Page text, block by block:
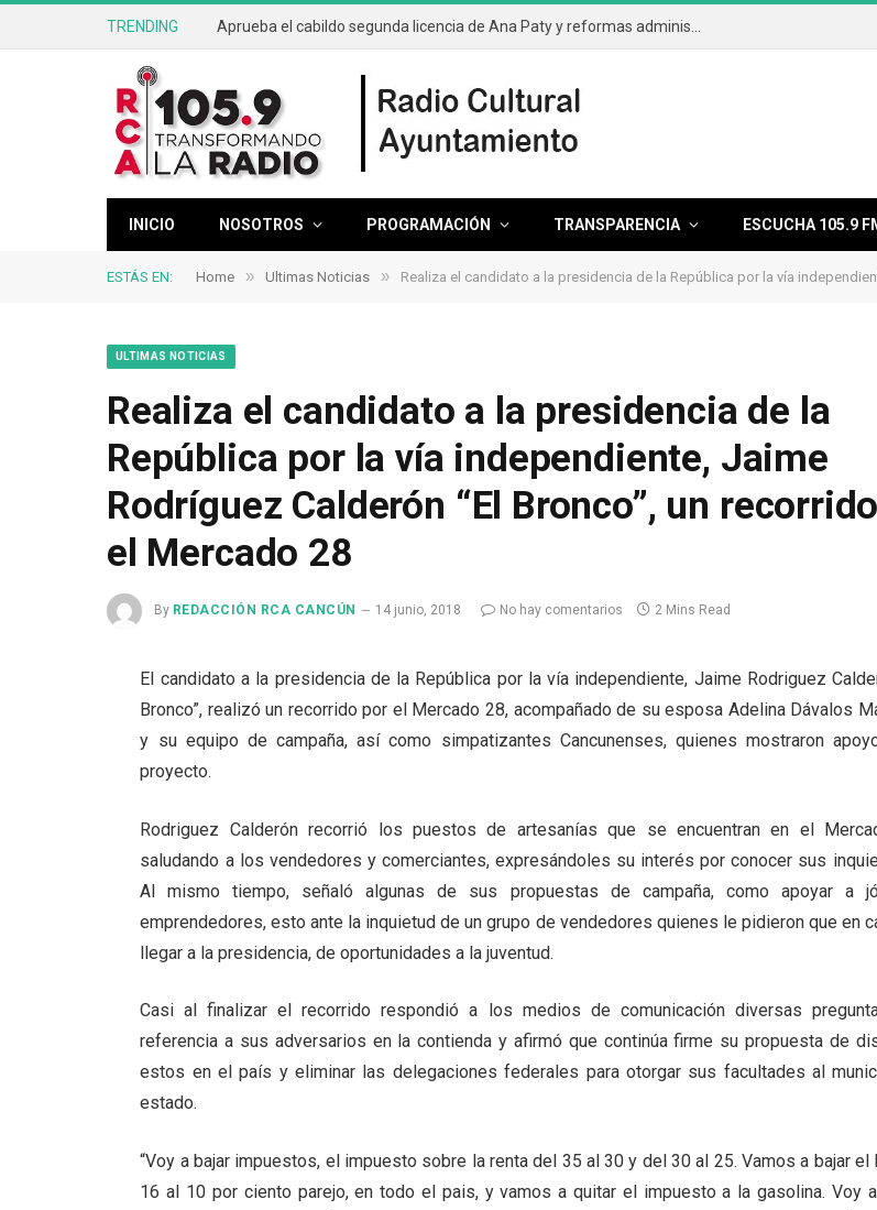
TRENDING
INICIO NOSOTROS PROGRAMACIÓN TRANSPARENCIA ESCUCHA 105.9
ESTÁS EN: Home » Ultimas Noticias » Realiza el candidato a la presidencia de la República por la vía
ULTIMAS NOTICIAS
Realiza el candidato a la presidencia de la
República por la vía independiente, Jaime
Rodríguez Calderón “El Bronco”, un
el Mercado 28
By REDACCIÓN RCA CANCÚN 14 junio, 2018 No hay comentarios 2 Mins Read
El candidato a la presidencia de la República por la vía independiente, Jaime Rodriguez
Bronco”, realizó un recorrido por el Mercado 28, acompañado de su esposa Adelina Dávalos
y su equipo de campaña, así como simpatizantes Cancunenses, quienes mostraron
proyecto.
Rodriguez Calderón recorrió los puestos de artesanías que se encuentran en el
saludando a los vendedores y comerciantes, expresándoles su interés por conocer sus
Al mismo tiempo, señaló algunas de sus propuestas de campaña, como apoyar a
emprendedores, esto ante la inquietud de un grupo de vendedores quienes le pidieron que en
llegar a la presidencia, de oportunidades a la juventud.
Casi al finalizar el recorrido respondió a los medios de comunicación diversas
referencia a sus adversarios en la contienda y afirmó que continúa firme su propuesta de
estos en el país y eliminar las delegaciones federales para otorgar sus facultades al
estado.
“Voy a bajar impuestos, el impuesto sobre la renta del 35 al 30 y del 30 al 25. Vamos a bajar el
16 al 10 por ciento parejo, en todo el pais, y vamos a quitar el impuesto a la gasolina. Voy